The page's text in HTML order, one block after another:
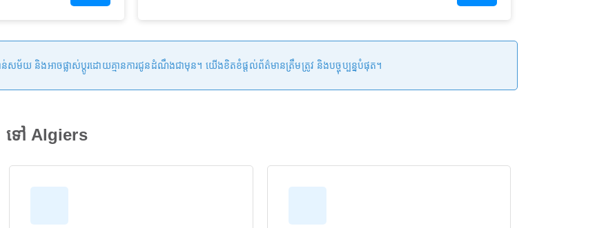
ម័យ និងអាចផ្លាស់ប្តូរដោយគ្មានការជូនដំណឹងជាមុន។ យើងខិតខំផ្តល់ព័ត៌មានត្រឹមត្រូវ និងបច្ចុប្បន្នបំផុត។
ទៅ Algiers